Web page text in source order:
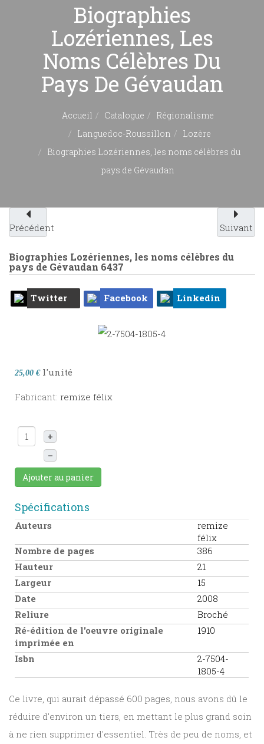
Biographies
Lozériennes, Les
Noms Célèbres Du
Pays De Gévaudan
Accueil Catalogue
Régionalisme
Languedoc-Roussillon
Lozère
Biographies Lozériennes, les noms célèbres du
pays de Gévaudan
Précédent Suivant
Biographies Lozériennes, les noms célèbres du
pays de Gévaudan 6437
Twitter Facebook Linkedin
25,00 € l'unité
Fabricant: remize félix
+
–
Ajouter au panier
Spécifications
Auteurs
remize
félix
Nombre de pages
386
Hauteur
21
Largeur
15
Date
2008
Reliure
Broché
Ré-édition de l'oeuvre originale
imprimée en
1910
Isbn
2-7504-
1805-4
Ce livre, qui aurait dépassé 600 pages, nous avons dû le
réduire d'environ un tiers, en mettant le plus grand soin
à ne rien supprimer d'essentiel. Très de peu de noms, et